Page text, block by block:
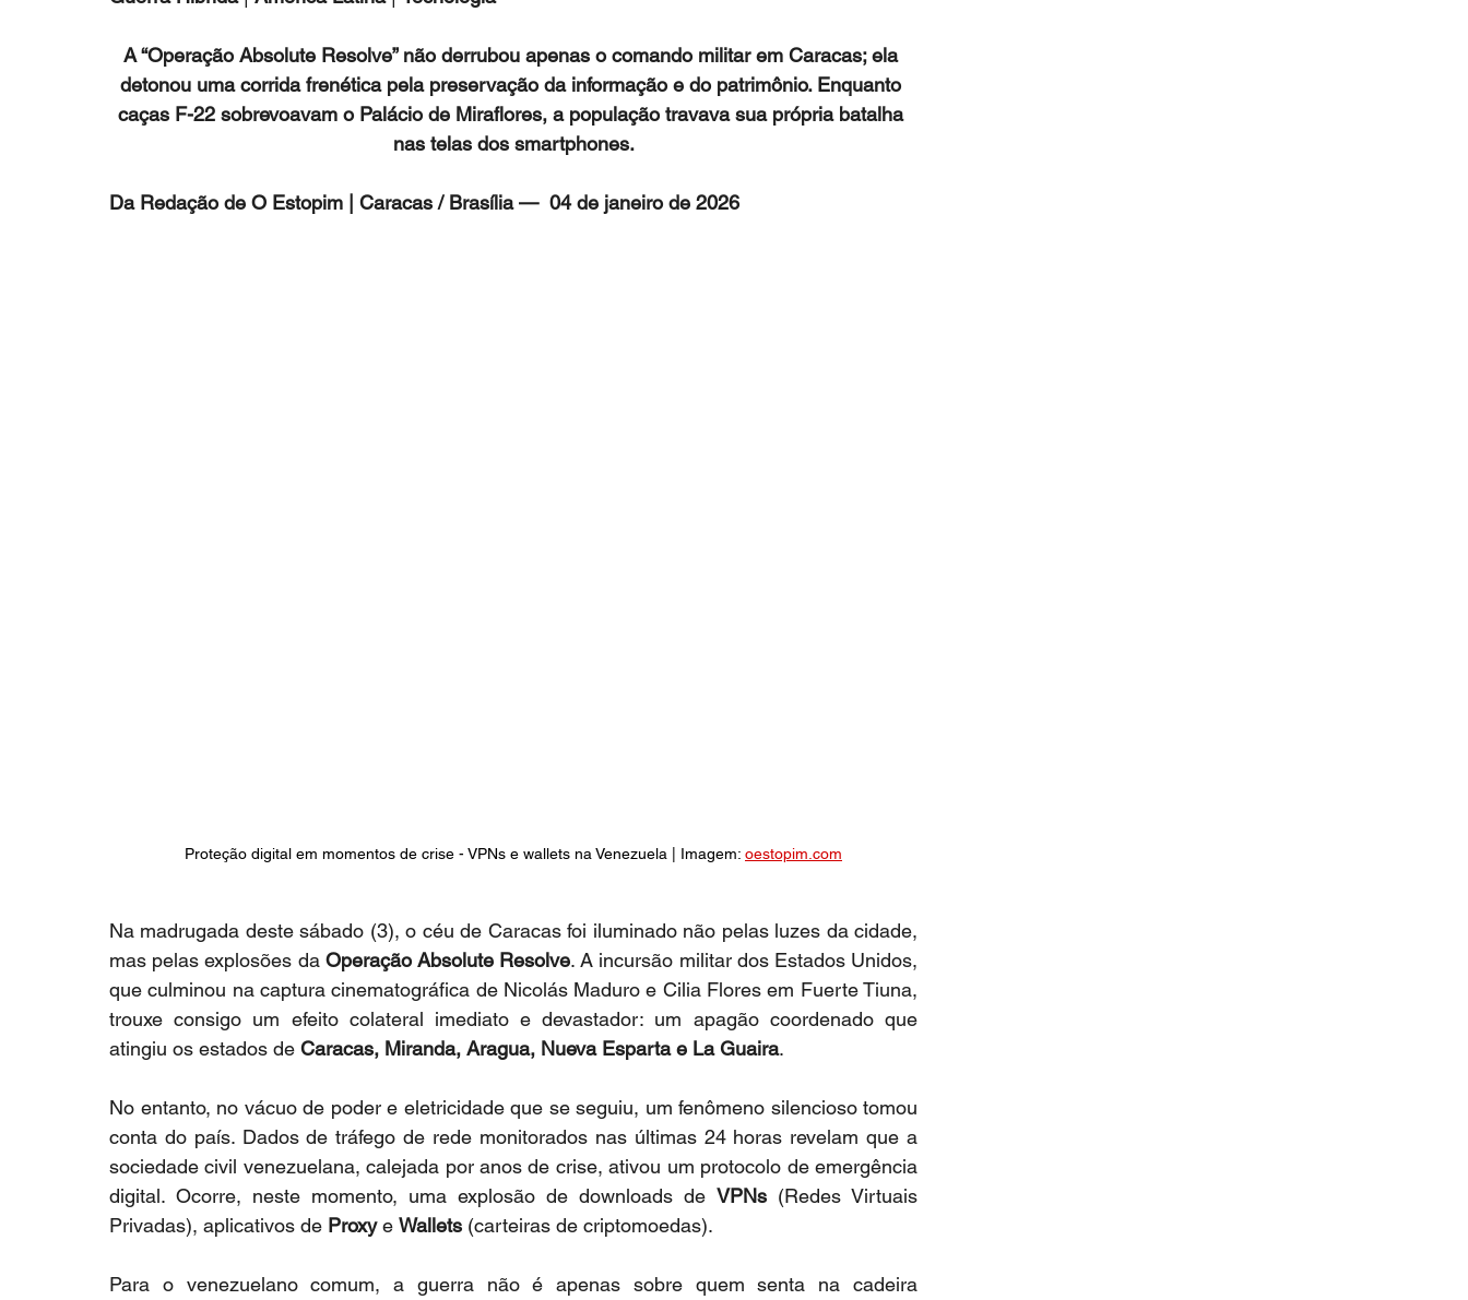
A “Operação Absolute Resolve” não derrubou apenas o comando militar em Caracas; ela
detonou uma corrida frenética pela preservação da informação e do patrimônio. Enquanto
caças F-22 sobrevoavam o Palácio de Miraflores, a população travava sua própria batalha
nas telas dos smartphones.
Da Redação de O Estopim | Caracas / Brasília —  04 de janeiro de 2026
Proteção digital em momentos de crise - VPNs e wallets na Venezuela | Imagem: oestopim.com
Na madrugada deste sábado (3), o céu de Caracas foi iluminado não pelas luzes da cidade,
mas pelas explosões da Operação Absolute Resolve. A incursão militar dos Estados Unidos,
que culminou na captura cinematográfica de Nicolás Maduro e Cilia Flores em Fuerte Tiuna,
trouxe consigo um efeito colateral imediato e devastador: um apagão coordenado que
atingiu os estados de Caracas, Miranda, Aragua, Nueva Esparta e La Guaira.
No entanto, no vácuo de poder e eletricidade que se seguiu, um fenômeno silencioso tomou
conta do país. Dados de tráfego de rede monitorados nas últimas 24 horas revelam que a
sociedade civil venezuelana, calejada por anos de crise, ativou um protocolo de emergência
digital. Ocorre, neste momento, uma explosão de downloads de VPNs (Redes Virtuais
Privadas), aplicativos de Proxy e Wallets (carteiras de criptomoedas).
Para o venezuelano comum, a guerra não é apenas sobre quem senta na cadeira